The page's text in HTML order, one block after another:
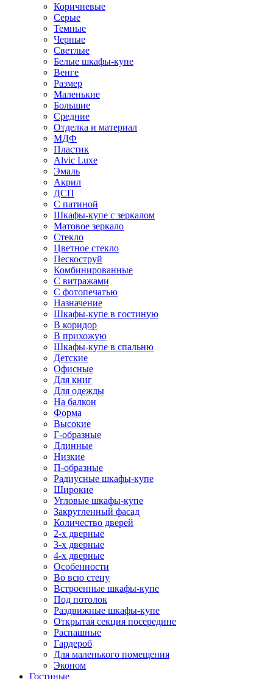
Коричневые
Серые
Темные
Черные
Светлые
Белые шкафы-купе
Венге
Размер
Маленькие
Большие
Средние
Отделка и материал
МДФ
Пластик
Alvic Luxe
Эмаль
Акрил
ДСП
С патиной
Шкафы-купе с зеркалом
Матовое зеркало
Стекло
Цветное стекло
Пескоструй
Комбинированные
С витражами
С фотопечатью
Назначение
Шкафы-купе в гостиную
В коридор
В прихожую
Шкафы-купе в спальню
Детские
Офисные
Для книг
Для одежды
На балкон
Форма
Высокие
Г-образные
Длинные
Низкие
П-образные
Радиусные шкафы-купе
Широкие
Угловые шкафы-купе
Закругленный фасад
Количество дверей
2-х дверные
3-х дверные
4-х дверные
Особенности
Во всю стену
Встроенные шкафы-купе
Под потолок
Раздвижные шкафы-купе
Открытая секция посередине
Распашные
Гардероб
Для маленького помещения
Эконом
Гостиные